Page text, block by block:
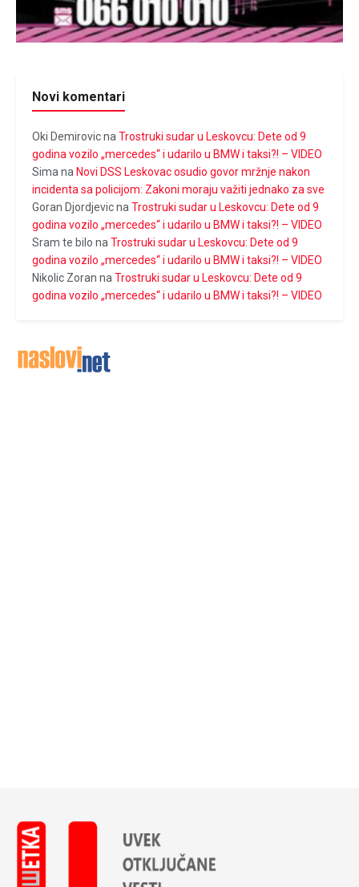
Novi komentari
Oki DemirovicnaTrostruki sudar u Leskovcu: Dete od 9
godina vozilo „mercedes“ i udarilo u BMW i taksi?! – VIDEO
Simana Novi DSS Leskovac osudio govor mržnje nakon
incidenta sa policijom: Zakoni moraju važiti jednako za sve
Goran DjordjevicnaTrostruki sudar u Leskovcu: Dete od 9
godina vozilo „mercedes“ i udarilo u BMW i taksi?! – VIDEO
Sram te bilo naTrostruki sudar u Leskovcu: Dete od 9
godina vozilo „mercedes“ i udarilo u BMW i taksi?! – VIDEO
Nikolic Zoran naTrostruki sudar u Leskovcu: Dete od 9
godina vozilo „mercedes“ i udarilo u BMW i taksi?! – VIDEO